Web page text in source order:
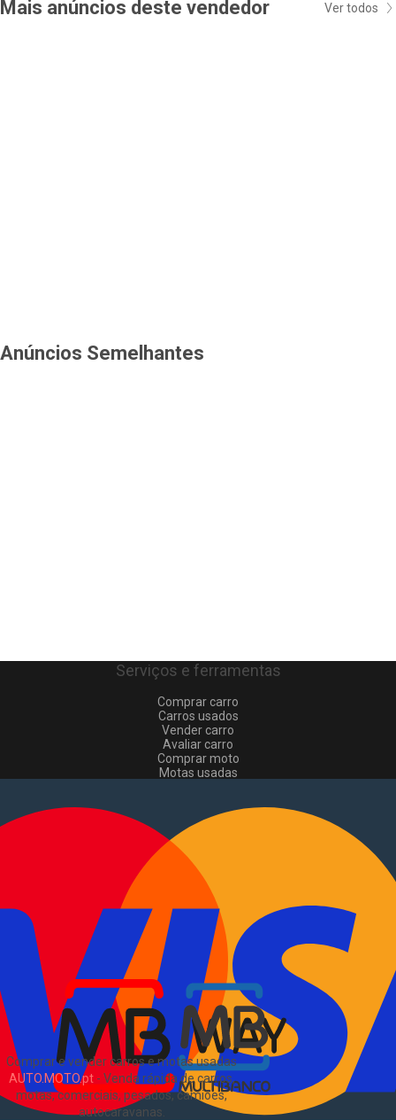
Mais anúncios deste vendedor Ver todos
Anúncios Semelhantes
Comprar e vender carros e motas usadas
AUTO.MOTO.pt- Venda rápida de carros,
motas, comerciais, pesados, camiões,
autocaravanas
Serviços e ferramentas
Comprar carro
Carros usados
Vender carro
Avaliar carro
Comprar moto
Motas usadas
Comerciais usados
Vender comerciais
Informações
Como comprar e vender
Pacotes de anúncios
Verificar VIN e matrícula
Sitemap
EN
Sobre Nós